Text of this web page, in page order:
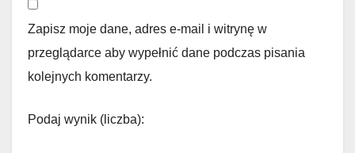
Zapisz moje dane, adres e-mail i witrynę w
przeglądarce aby wypełnić dane podczas pisania
kolejnych komentarzy.
Podaj wynik (liczba):